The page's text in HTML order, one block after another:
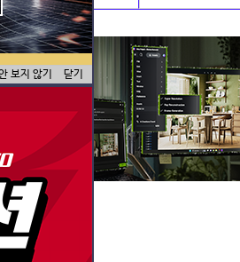
보지 않기 닫기